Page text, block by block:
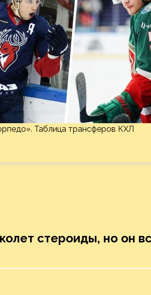
Таблица трансферов КХЛ
стероиды, но он